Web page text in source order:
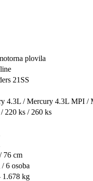
plovila
21SS
4.3L / Mercury 4.3L MPI /
220 ks / 260 ks
76 cm
6 osoba
1.678 kg